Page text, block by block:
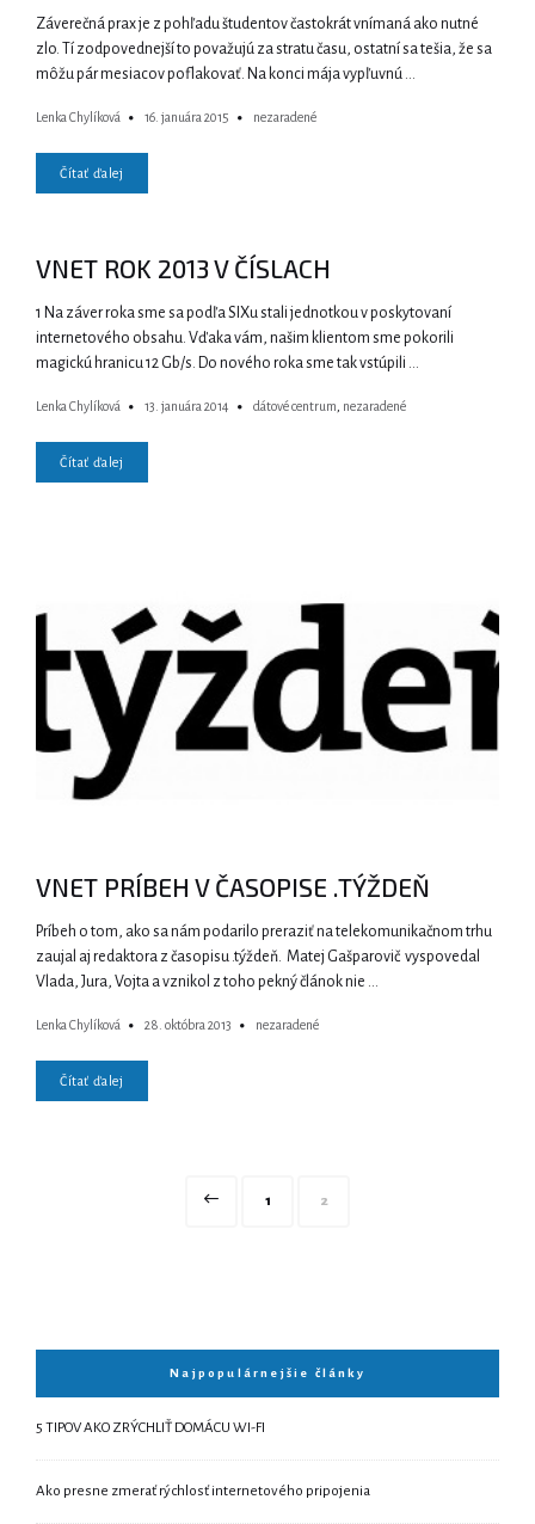
Záverečná prax je z pohľadu študentov častokrát vnímaná ako nutné
zlo. Tí zodpovednejší to považujú za stratu času, ostatní sa tešia, že sa
môžu pár mesiacov poflakovať. Na konci mája vypľuvnú …
Lenka Chylíková 16. januára 2015 nezaradené
Čítať ďalej
VNET ROK 2013 V ČÍSLACH
1 Na záver roka sme sa podľa SIXu stali jednotkou v poskytovaní
internetového obsahu. Vďaka vám, našim klientom sme pokorili
magickú hranicu 12 Gb/s. Do nového roka sme tak vstúpili …
Lenka Chylíková 13. januára 2014 dátové centrum nezaradené
Čítať ďalej
VNET PRÍBEH V ČASOPISE .TÝŽDEŇ
Príbeh o tom, ako sa nám podarilo preraziť na telekomunikačnom trhu
zaujal aj redaktora z časopisu .týždeň. Matej Gašparovič vyspovedal
Vlada, Jura, Vojta a vznikol z toho pekný článok nie …
Lenka Chylíková 28. októbra 2013 nezaradené
Čítať ďalej
Page
1 Page
2
Najpopulárnejšie články
5 TIPOV AKO ZRÝCHLIŤ DOMÁCU WI-FI
Ako presne zmerať rýchlosť internetového pripojenia